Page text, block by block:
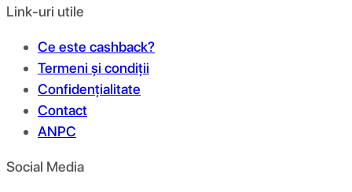
Link-uri utile
Ce este cashback?
Termeni și condiții
Confidențialitate
Contact
ANPC
Social Media